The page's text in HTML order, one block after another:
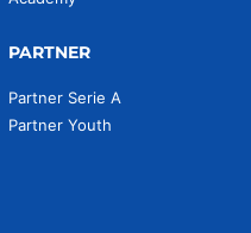
PARTNER
Partner Serie A
Partner Youth